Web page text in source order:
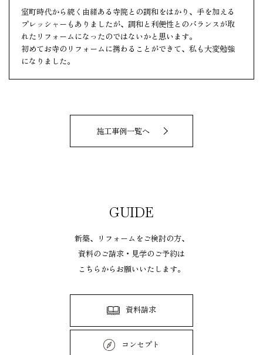
室町時代から続く由緒ある寺院との調和をはかり、手を加える
プレッシャーもありましたが、調和と利便性とのバランスが取
れたリフォームになったのではないかと思います。
初めてお寺のリフォームに携わることができて、私も大変勉強
になりました。
施工事例一覧へ
GUIDE
新築、リフォームをご検討の方、
資料のご請求・見学のご予約は
こちらからお願いいたします。
資料請求
コンセプト